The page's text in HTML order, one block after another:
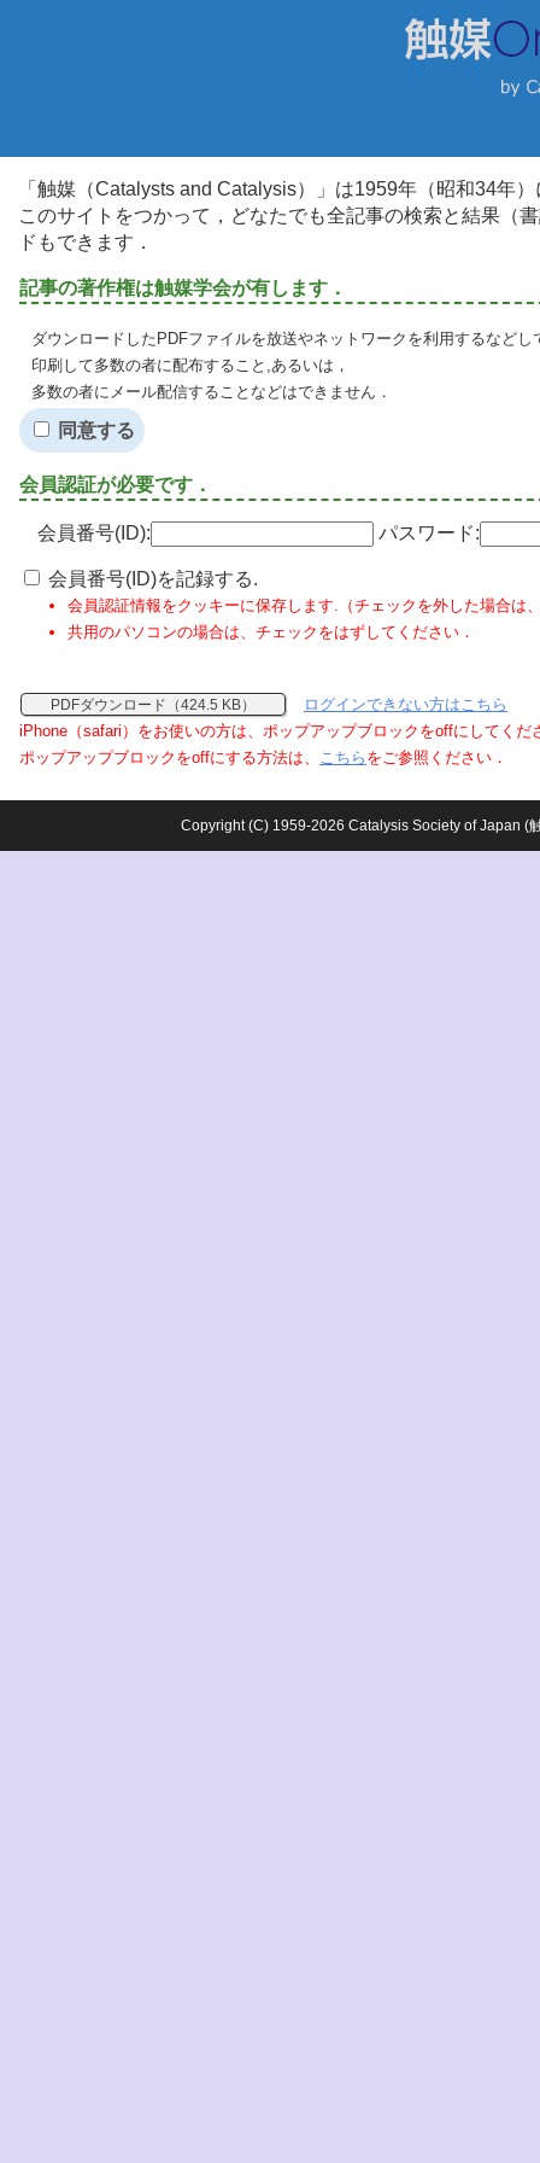
「触媒（Catalysts and Catalysis）」は1959年（昭和34年
このサイトをつかって，どなたでも全記事の検索と結果（
ドもできます．
記事の著作権は触媒学会が有します．
ダウンロードしたPDFファイルを放送やネットワークを利用するなど
印刷して多数の者に配布すること,あるいは，
多数の者にメール配信することなどはできません．
同意する
会員認証が必要です．
会員番号(ID): パスワード:
会員番号(ID)を記録する.
会員認証情報をクッキーに保存します.（チェックを外した場合は
共用のパソコンの場合は、チェックをはずしてください．
PDFダウンロード（424.5 KB）
ログインできない方はこちら
iPhone（safari）をお使いの方は、ポップアップブロックをoffにしてくだ
ポップアップブロックをoffにする方法は、 こちら をご参照ください．
Copyright (C) 1959-2026 Catalysis Society of Japan (